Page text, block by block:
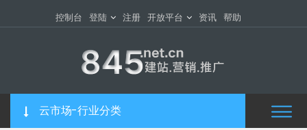
控制台 登陆 注册 开放平台 资讯 帮助
云市场-行业分类